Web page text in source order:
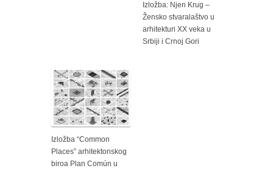
Izložba: Njen Krug –
Žensko stvaralaštvo u
arhitekturi XX veka u
Srbiji i Crnoj Gori
Izložba “Common
Places” arhitektonskog
biroa Plan Común u